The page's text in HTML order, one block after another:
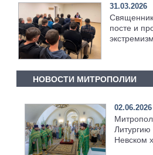
31.03.2026
посте и
НОВОСТИ МИТРОПОЛИИ
02.06.2026
Невском